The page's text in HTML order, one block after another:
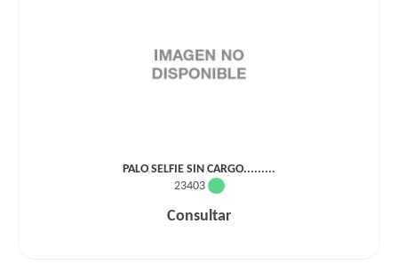
PALO SELFIE SIN CARGO.........
23403
Consultar